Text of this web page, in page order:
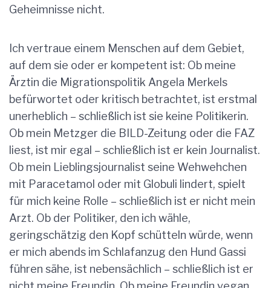
Geheimnisse nicht.
Ich vertraue einem Menschen auf dem Gebiet,
auf dem sie oder er kompetent ist: Ob meine
Ärztin die Migrationspolitik Angela Merkels
befürwortet oder kritisch betrachtet, ist erstmal
unerheblich – schließlich ist sie keine Politikerin.
Ob mein Metzger die BILD-Zeitung oder die FAZ
liest, ist mir egal – schließlich ist er kein Journalist.
Ob mein Lieblingsjournalist seine Wehwehchen
mit Paracetamol oder mit Globuli lindert, spielt
für mich keine Rolle – schließlich ist er nicht mein
Arzt. Ob der Politiker, den ich wähle,
geringschätzig den Kopf schütteln würde, wenn
er mich abends im Schlafanzug den Hund Gassi
führen sähe, ist nebensächlich – schließlich ist er